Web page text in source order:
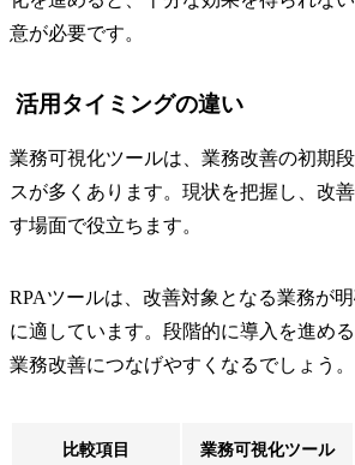
意が必要です。
活用タイミングの違い
業務可視化ツールは、業務改善の初期
スが多くあります。現状を把握し、改
す場面で役立ちます。
RPAツールは、改善対象となる業務が
に適しています。段階的に導入を進め
業務改善につなげやすくなるでしょう。
比較項目 業務可視化ツール